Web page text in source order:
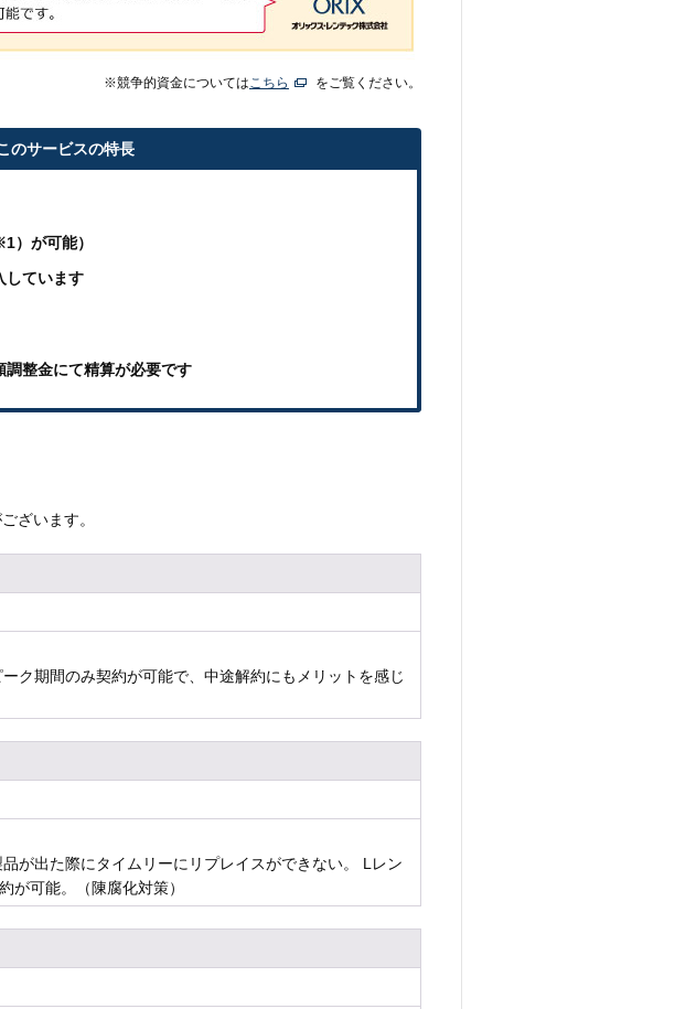
※競争的資金については こちら をご覧ください。
のサービスの特長
）が可能）
しています
整金にて精算が必要です
ざいます。
ク期間のみ契約が可能で、中途解約にもメリットを感じ
が出た際にタイムリーにリプレイスができない。 Lレン
が可能。（陳腐化対策）